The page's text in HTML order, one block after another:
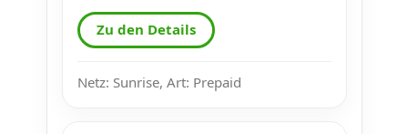
Zu den Details
Netz: Sunrise, Art: Prepaid